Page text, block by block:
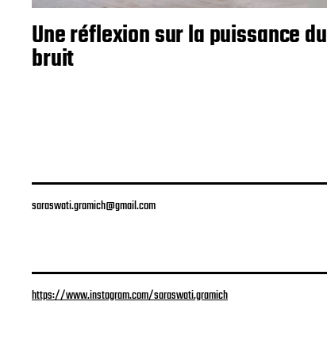
Une réflexion sur la puissance du
bruit
saraswati.gramich@gmail.com
https://www.instagram.com/saraswati.gramich